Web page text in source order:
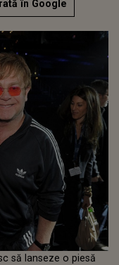
în Google
să lanseze o piesă